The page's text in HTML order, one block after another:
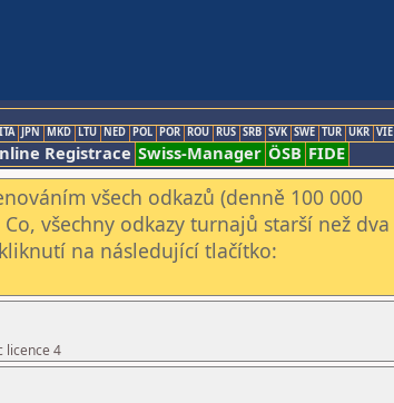
ITA JPN MKD LTU NED POL POR ROU RUS SRB SVK SWE TUR UKR VIE
Registrace Swiss-Manager ÖSB FIDE
všech odkazů (denně 100 000
všechny odkazy turnajů starší než dva
na následující tlačítko:
licence 4